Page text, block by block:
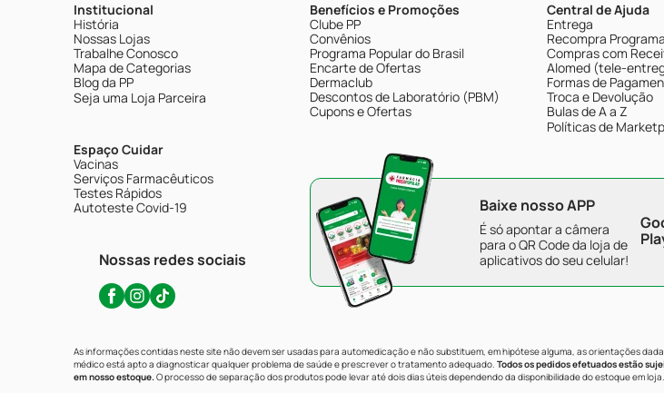
Institucional
História
Nossas Lojas
Trabalhe Conosco
Mapa de Categorias
Blog da PP
Seja uma Loja Parceira
Espaço Cuidar
Vacinas
Serviços Farmacêuticos
Testes Rápidos
Autoteste Covid-19
Nossas redes sociais
Benefícios e Promoções
Clube PP
Convênios
Programa Popular do Brasil
Encarte de Ofertas
Dermaclub
Descontos de Laboratório (PBM)
Cupons e Ofertas
Central de Ajuda
Entrega
Recompra
Compras com
Alomed (tele-
Formas de
Troca e Devolução
Bulas de A a Z
Políticas de
Baixe nosso APP
É só apontar a câmera
para o QR Code da loja de
aplicativos do seu celular!
As informações contidas neste site não devem ser usadas para automedicação e não substituem, em hipótese alguma, as orientações
médico está apto a diagnosticar qualquer problema de saúde e prescrever o tratamento adequado. Todos os pedidos efetuados estão
em nosso estoque.O processo de separação dos produtos pode levar até dois dias úteis dependendo da disponibilidade do estoque em loja.